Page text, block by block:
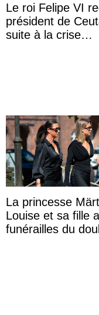
Le roi Felipe VI
président de
suite à la crise
La princesse
Louise et sa fille
funérailles du